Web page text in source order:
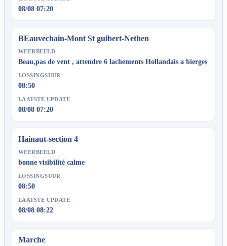
08/08 07:20
BEauvechain-Mont St guibert-Nethen
WEERBEELD
Beau,pas de vent , attendre 6 lachements Hollandais a bierges
LOSSINGSUUR
08:50
LAATSTE UPDATE
08/08 07:20
Hainaut-section 4
WEERBEELD
bonne visibilité calme
LOSSINGSUUR
08:50
LAATSTE UPDATE
08/08 08:22
Marche